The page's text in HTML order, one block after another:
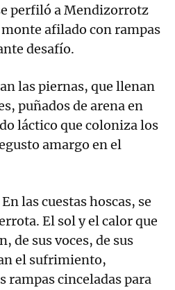
perfiló a Mendizorrotz
afilado con rampas
desafío.
las piernas, que llenan
puñados de arena en
láctico que coloniza los
amargo en el
las cuestas hoscas, se
El sol y el calor que
de sus voces, de sus
el sufrimiento,
rampas cinceladas para